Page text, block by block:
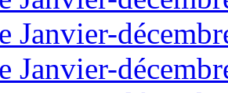
Janvier-
Janvier-